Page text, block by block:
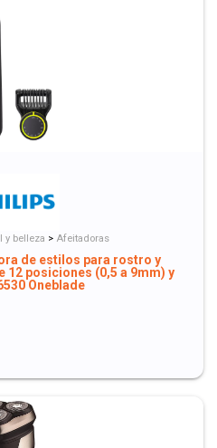
y belleza >Afeitadoras
de estilos para rostro y
12 posiciones (0,5 a 9mm) y
Oneblade